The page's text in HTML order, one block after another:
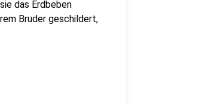
das Erdbeben
Bruder geschildert,